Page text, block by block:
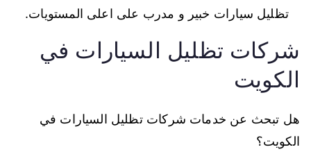
تظليل سيارات خبير و مدرب على اعلى المستويات.
شركات تظليل السيارات في
الكويت
هل تبحث عن خدمات شركات تظليل السيارات في
الكويت؟